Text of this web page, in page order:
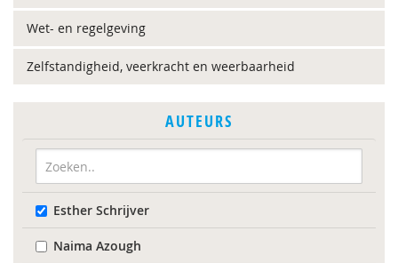
Wet- en regelgeving
Zelfstandigheid, veerkracht en weerbaarheid
AUTEURS
Esther Schrijver
Naima Azough